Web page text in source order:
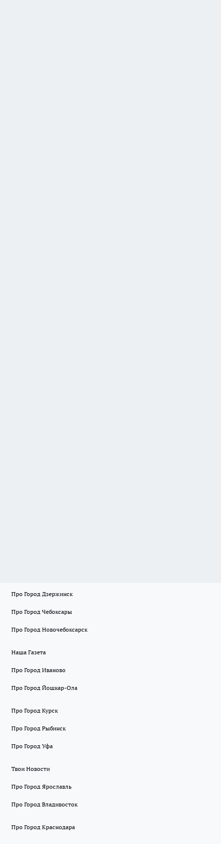
Про Город Дзержинск
Про Город Чебоксары
Про Город Новочебоксарск
Наша Газета
Про Город Иваново
Про Город Йошкар-Ола
Про Город Курск
Про Город Рыбинск
Про Город Уфа
Твои Новости
Про Город Ярославль
Про Город Владивосток
Про Город Краснодара